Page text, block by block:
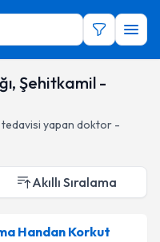
Şehitkamil -
tedavisi yapan doktor -
Akıllı Sıralama
Handan Korkut